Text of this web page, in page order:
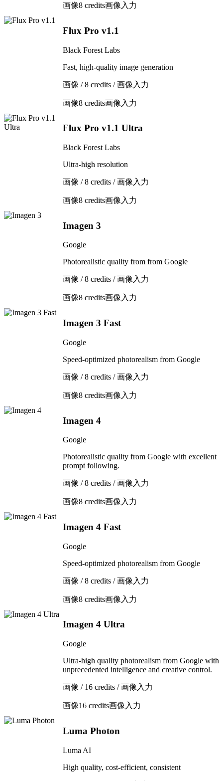
画像8 credits画像入力
Flux Pro v1.1
Black Forest Labs
Fast, high-quality image generation
画像 / 8 credits / 画像入力
画像8 credits画像入力
Flux Pro v1.1 Ultra
Black Forest Labs
Ultra-high resolution
画像 / 8 credits / 画像入力
画像8 credits画像入力
Imagen 3
Google
Photorealistic quality from from Google
画像 / 8 credits / 画像入力
画像8 credits画像入力
Imagen 3 Fast
Google
Speed-optimized photorealism from Google
画像 / 8 credits / 画像入力
画像8 credits画像入力
Imagen 4
Google
Photorealistic quality from Google with excellent
prompt following.
画像 / 8 credits / 画像入力
画像8 credits画像入力
Imagen 4 Fast
Google
Speed-optimized photorealism from Google
画像 / 8 credits / 画像入力
画像8 credits画像入力
Imagen 4 Ultra
Google
Ultra-high quality photorealism from Google with
unprecedented intelligence and creative control.
画像 / 16 credits / 画像入力
画像16 credits画像入力
Luma Photon
Luma AI
High quality, cost-efficient, consistent